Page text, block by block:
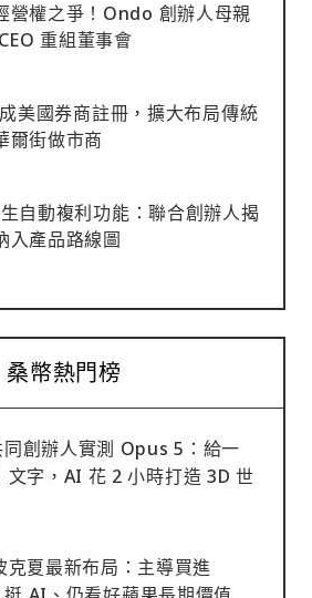
營權之爭！Ondo 創辦人母親
重組董事會
國券商註冊，擴大布局傳統
爾街做市商
自動複利功能：聯合創辦人揭
入產品路線圖
桑幣熱門榜
創辦人實測 Opus 5：給一
文字，AI 花 2 小時打造 3D 世
克夏最新布局：主導買進